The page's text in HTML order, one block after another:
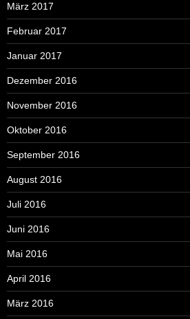
März 2017
Februar 2017
Januar 2017
Dezember 2016
November 2016
Oktober 2016
September 2016
August 2016
Juli 2016
Juni 2016
Mai 2016
April 2016
März 2016